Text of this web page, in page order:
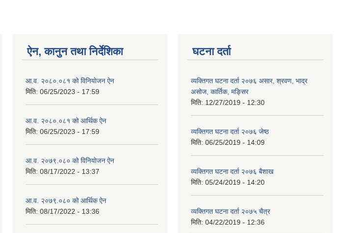
ऐन, कानुन तथा निर्देशिका
आ.व. २०८०.०८१ को विनियोजन ऐन
मिति: 06/25/2023 - 17:59
आ.व. २०८०.०८१ को आर्थिक ऐन
मिति: 06/25/2023 - 17:59
आ.व. २०७९.०८० को विनियोजन ऐन
मिति: 08/17/2022 - 13:37
आ.व. २०७९.०८० को आर्थिक ऐन
मिति: 08/17/2022 - 13:36
घटना दर्ता
व्यक्तिगत घटना दर्ता २०७६ असार, श्रवण, भाद्र
असोज, कार्तिक, मङ्सिर
मिति: 12/27/2019 - 12:30
व्यक्तिगत घटना दर्ता २०७६ जेष्ठ
मिति: 06/25/2019 - 14:09
व्यक्तिगत घटना दर्ता २०७६ बैशाख
मिति: 05/24/2019 - 14:20
व्यक्तिगत घटना दर्ता २०७५ चैत्र
मिति: 04/22/2019 - 12:36